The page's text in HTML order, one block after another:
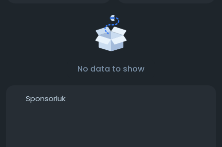
No data to show
Sponsorluk